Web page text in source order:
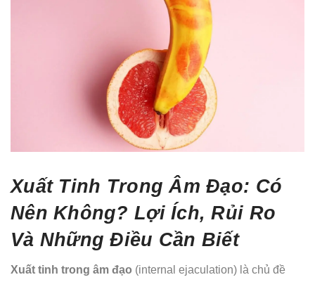
Xuất Tinh Trong Âm Đạo: Có
Nên Không? Lợi Ích, Rủi Ro
Và Những Điều Cần Biết
Xuất tinh trong âm đạo (internal ejaculation) là chủ đề